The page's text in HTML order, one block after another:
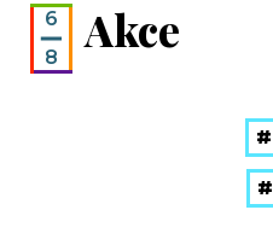
6
8
Akce